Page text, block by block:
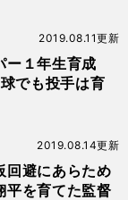
ー１年生育成
でも投手は育
2019.08.11更新
回避にあらため
平を育てた監督
2019.08.14更新